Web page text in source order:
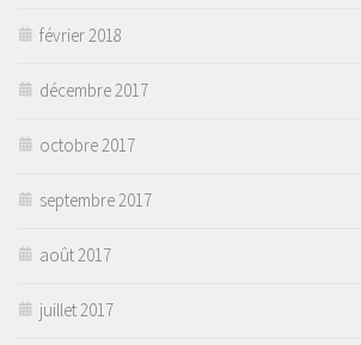
février 2018
décembre 2017
octobre 2017
septembre 2017
août 2017
juillet 2017